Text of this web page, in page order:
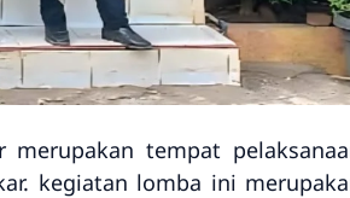
tempat
kegiatan lomba ini